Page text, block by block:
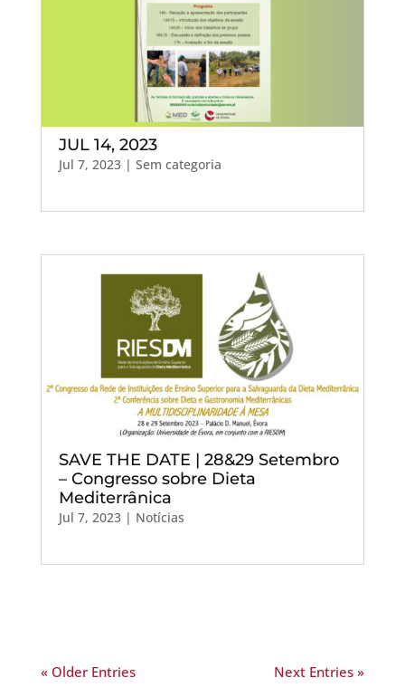
JUL 14, 2023
Jul 7, 2023| Sem categoria
SAVE THE DATE | 28&29 Setembro
– Congresso sobre Dieta
Mediterrânica
Jul 7, 2023| Notícias
« Older Entries Next Entries »